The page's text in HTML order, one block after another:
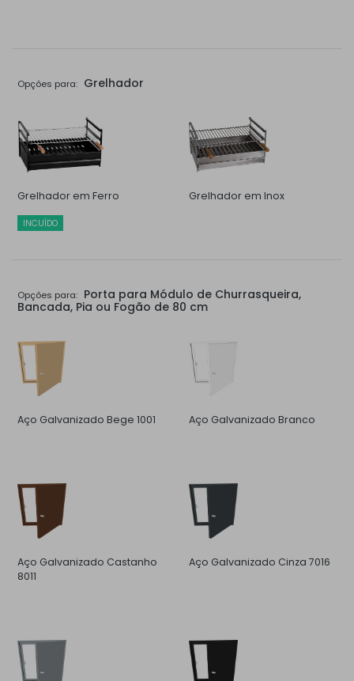
Opções para: Grelhador
Grelhador em Ferro
INCUÍDO
Grelhador em Inox
Opções para: Porta para Módulo de Churrasqueira,
Bancada, Pia ou Fogão de 80 cm
Aço Galvanizado Bege 1001 Aço Galvanizado Branco
Aço Galvanizado Castanho
8011
Aço Galvanizado Cinza 7016